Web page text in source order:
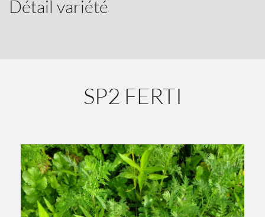
Détail variété
SP2 FERTI